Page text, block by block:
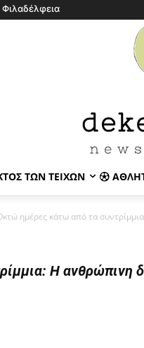
ΤΩΝ ΤΕΙΧΏΝ
ημέρες κάτω από τα
Η ανθρώπινη